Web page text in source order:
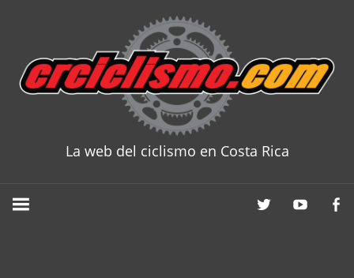
content
La web del ciclismo en Costa Rica